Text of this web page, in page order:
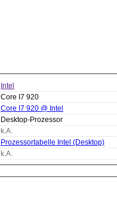
Intel
Core I7 920
Core I7 920 @ Intel
Desktop-Prozessor
k.A.
Prozessortabelle Intel (Desktop)
k.A.